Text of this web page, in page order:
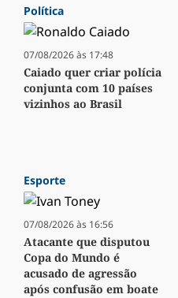
Política
07/08/2026 às 17:48
Caiado quer criar polícia
conjunta com 10 países
vizinhos ao Brasil
Esporte
07/08/2026 às 16:56
Atacante que disputou
Copa do Mundo é
acusado de agressão
após confusão em boate